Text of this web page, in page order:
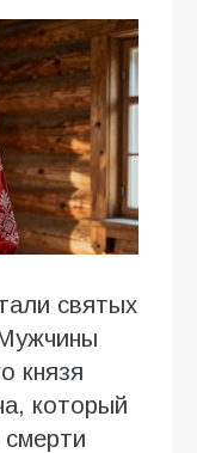
святых
князя
который